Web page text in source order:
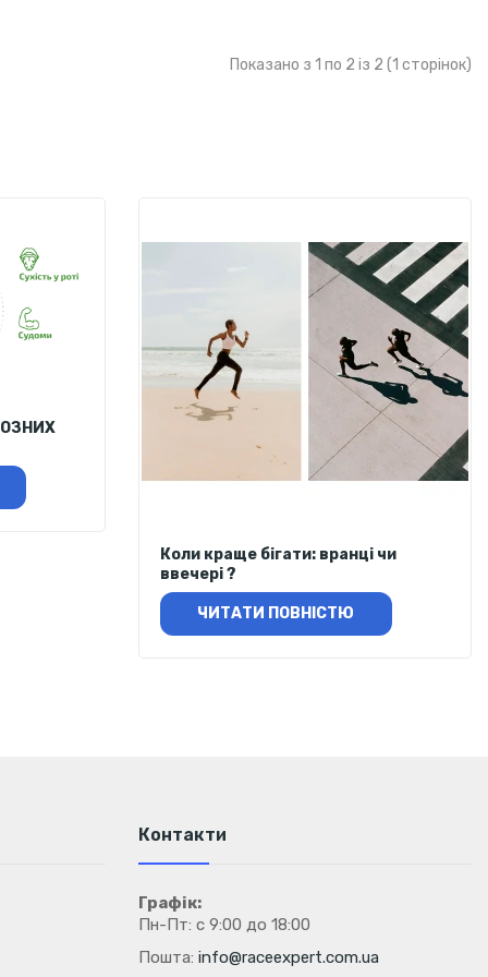
Показано з 1 по 2 із 2 (1 сторінок)
Коли краще бігати: вранці чи
ввечері ?
ЧИТАТИ ПОВНІСТЮ
Контакти
Графік:
Пн-Пт: с 9:00 до 18:00
Пошта: info@raceexpert.com.ua